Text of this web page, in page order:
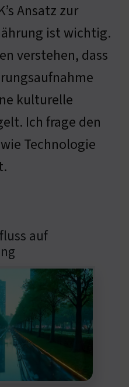
Ansatz zur
ist wichtig.
verstehen, dass
kulturelle
Ich frage den
Technologie
auf